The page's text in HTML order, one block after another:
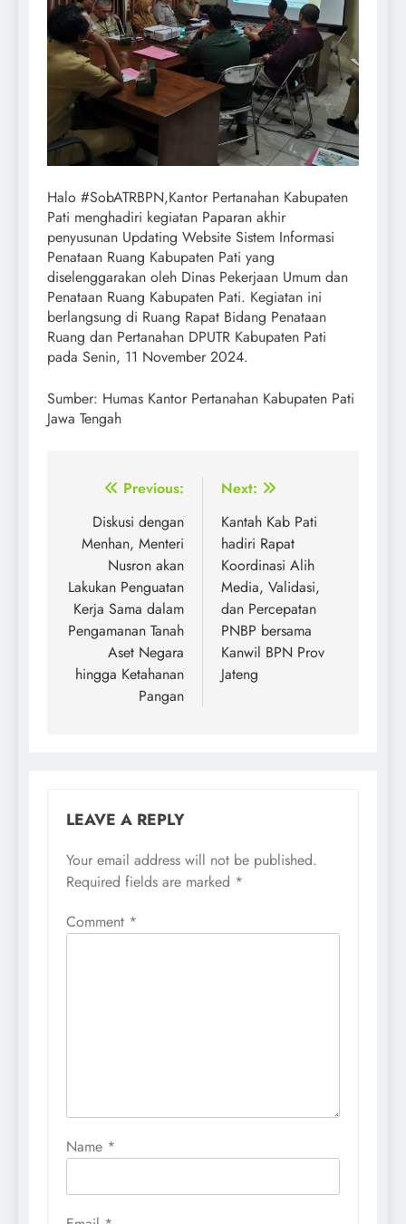
Halo #SobATRBPN,Kantor Pertanahan Kabupaten
Pati menghadiri kegiatan Paparan akhir
penyusunan Updating Website Sistem Informasi
Penataan Ruang Kabupaten Pati yang
diselenggarakan oleh Dinas Pekerjaan Umum dan
Penataan Ruang Kabupaten Pati. Kegiatan ini
berlangsung di Ruang Rapat Bidang Penataan
Ruang dan Pertanahan DPUTR Kabupaten Pati
pada Senin, 11 November 2024.
Sumber: Humas Kantor Pertanahan Kabupaten Pati
Jawa Tengah
Post
navigation
Previous:
Diskusi dengan
Menhan, Menteri
Nusron akan
Lakukan Penguatan
Kerja Sama dalam
Pengamanan Tanah
Aset Negara
hingga Ketahanan
Pangan
Next:
Kantah Kab Pati
hadiri Rapat
Koordinasi Alih
Media, Validasi,
dan Percepatan
PNBP bersama
Kanwil BPN Prov
Jateng
LEAVE A REPLY
Your email address will not be published.
Required fields are marked *
Comment *
Name *